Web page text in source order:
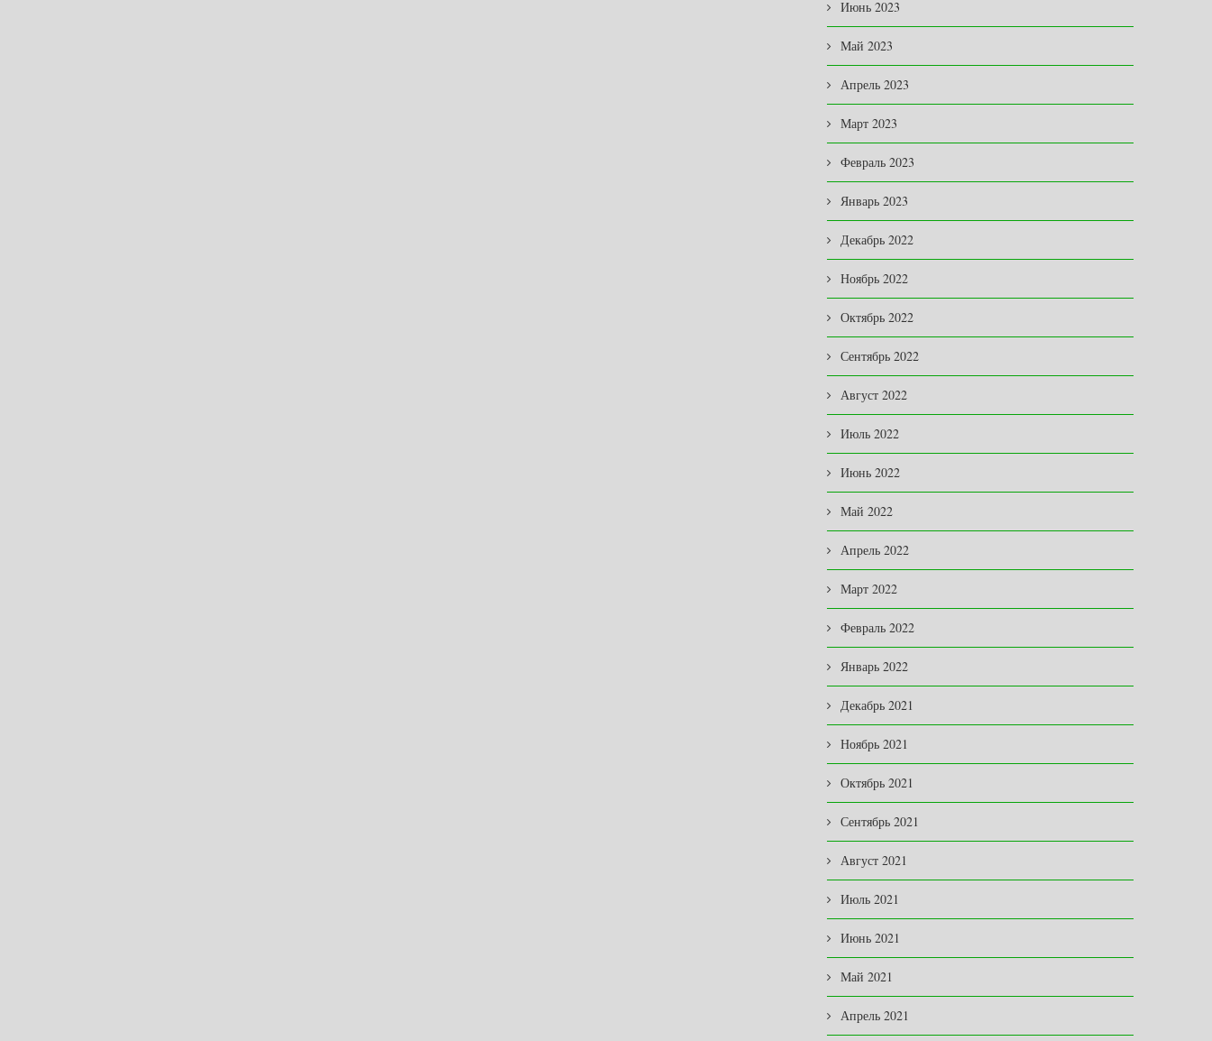
Июнь 2023
Май 2023
Апрель 2023
Март 2023
Февраль 2023
Январь 2023
Декабрь 2022
Ноябрь 2022
Октябрь 2022
Сентябрь 2022
Август 2022
Июль 2022
Июнь 2022
Май 2022
Апрель 2022
Март 2022
Февраль 2022
Январь 2022
Декабрь 2021
Ноябрь 2021
Октябрь 2021
Сентябрь 2021
Август 2021
Июль 2021
Июнь 2021
Май 2021
Апрель 2021